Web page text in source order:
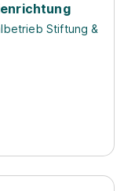
Stiftung &